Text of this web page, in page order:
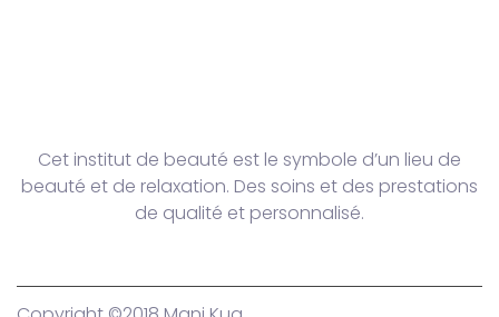
Cet institut de beauté est le symbole d’un lieu de
beauté et de relaxation. Des soins et des prestations
de qualité et personnalisé.